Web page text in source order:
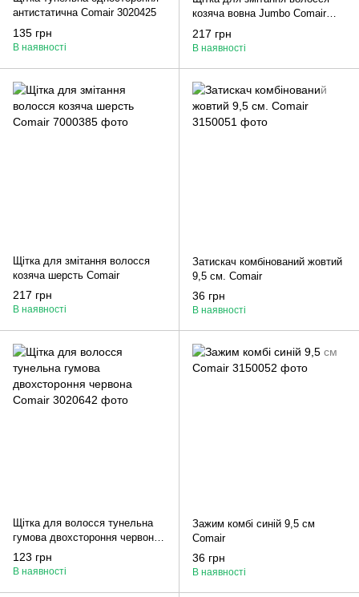
антистатична Comair 3020425
135 грн
В наявності
козяча вовна Jumbo Comair
чорна
217 грн
В наявності
Щітка для змітання волосся
козяча шерсть Comair
217 грн
В наявності
Затискач комбінований жовтий
9,5 см. Comair
36 грн
В наявності
Щітка для волосся тунельна
гумова двохстороння червона
Comair
123 грн
В наявності
Зажим комбі синій 9,5 см
Comair
36 грн
В наявності